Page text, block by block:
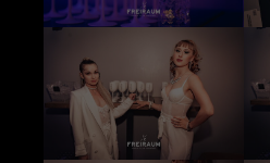
Lorem ipsum dolor sit
Aenean commodo ligula
massa. Cum sociis natoque
dis parturient montes,